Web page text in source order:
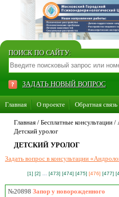
ПОИСК ПО САЙТУ:
ЗАДАТЬ НОВЫЙ ВОПРОС
Главная О проекте Обратная связь
Стать консультантом нашего сайта
Суперакция «Каждому врачу свой сайт»
Главная / Бесплатные консультации /
Детский уролог
ДЕТСКИЙ УРОЛОГ
Задать вопрос в консультации
[1] [2] [473] [474] [475] [476] [477]
№20898 Запор у новорожденного